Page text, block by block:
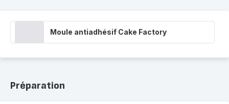
Moule antiadhésif Cake Factory
Préparation